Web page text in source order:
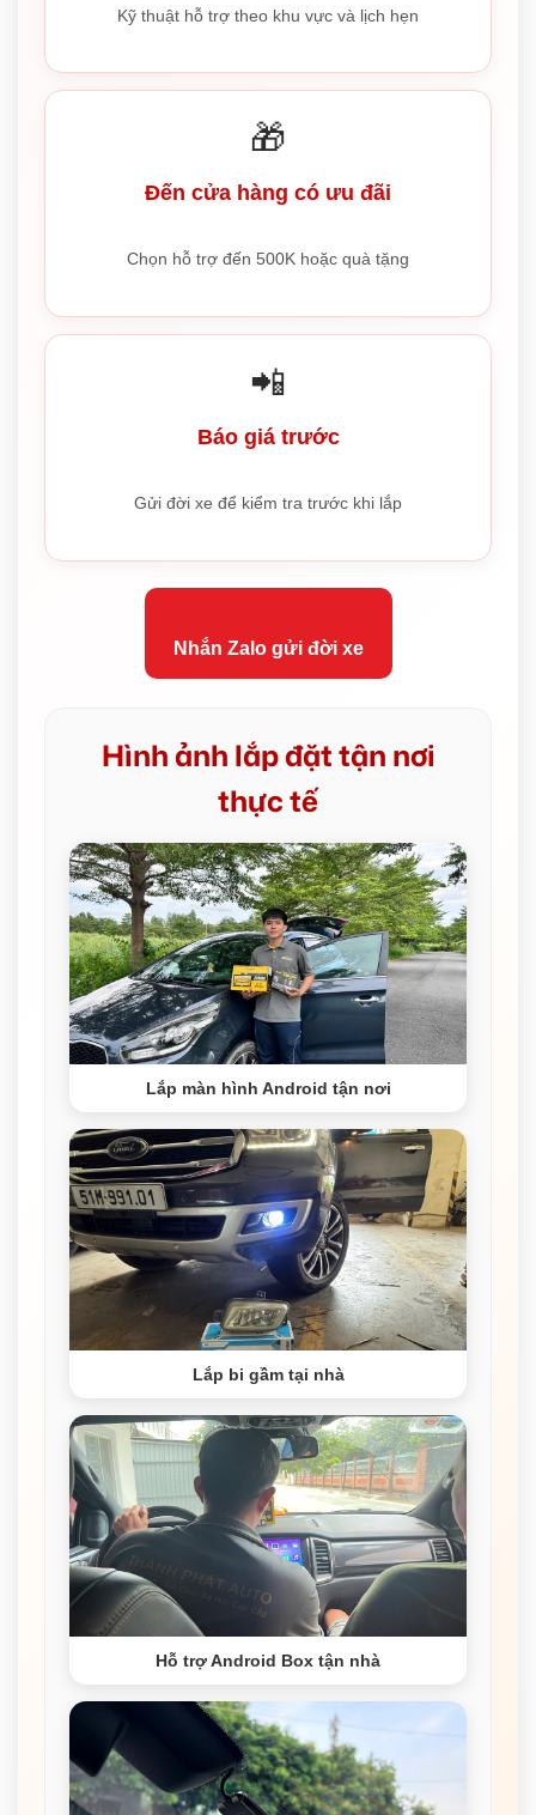
Kỹ thuật hỗ trợ theo khu vực và lịch hẹn
🎁
Đến cửa hàng có ưu đãi
Chọn hỗ trợ đến 500K hoặc quà tặng
📲
Báo giá trước
Gửi đời xe để kiểm tra trước khi lắp
Nhắn Zalo gửi đời xe
Hình ảnh lắp đặt tận nơi
thực tế
Lắp màn hình Android tận nơi
Lắp bi gầm tại nhà
Hỗ trợ Android Box tận nhà